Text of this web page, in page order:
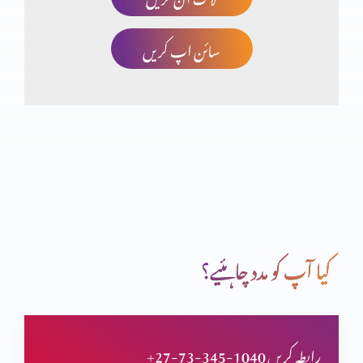
اعتماد کا امتحان
صحیح یا غلط ذہنیت (حصہ 2)
سائن اپ کریں
کیا آپ کو مدد چاہئیے؟
+27-73-345-1040 رابطہ کریں